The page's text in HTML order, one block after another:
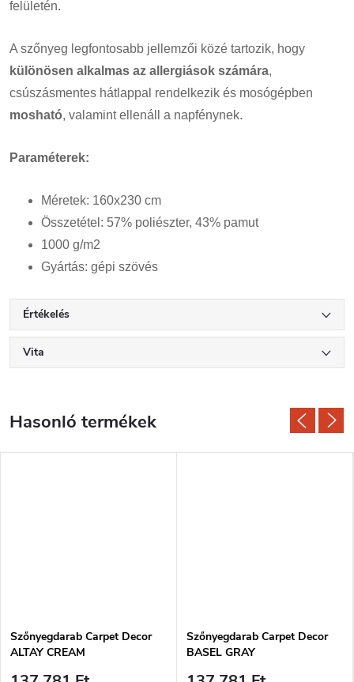
felületén.
A szőnyeg legfontosabb jellemzői közé tartozik, hogy
különösen alkalmas az allergiások számára,
csúszásmentes hátlappal rendelkezik és mosógépben
mosható, valamint ellenáll a napfénynek.
Paraméterek:
Méretek: 160x230 cm
Összetétel: 57% poliészter, 43% pamut
1000 g/m2
Gyártás: gépi szövés
Értékelés
Vita
Szőnyegdarab Carpet Decor
ALTAY CREAM
Szőnyegdarab Carpet Decor
BASEL GRAY